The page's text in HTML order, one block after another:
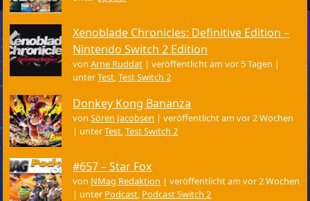
Xenoblade Chronicles: Definitive Edition –
Nintendo Switch 2 Edition
vonArne Ruddat |veröffentlicht am vor 5 Tagen |
unterTest,Test Switch 2
Donkey Kong Bananza
vonSören Jacobsen |veröffentlicht am vor 2 Wochen
| unterTest,Test Switch 2
#657 – Star Fox
von NMag Redaktion |veröffentlicht am vor 2 Wochen
| unter Podcast, Podcast Switch 2